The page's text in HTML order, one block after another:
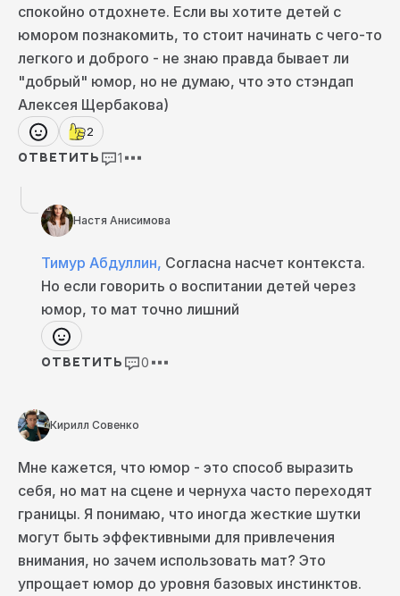
Важно
Никакой проблемы в этом нет. Наоборот
классно, когда есть разнообразие, когда
каждый может найти что-то своё. Это просто
такая обычная вкусовщина — каждому
подходит что-то своё.
«В уме нечутком не место шуткам».
Уильям Шекспир
Анна Фокина
Я не вполне согласна, что американский
юмор направлен только ниже пояса.Там
тоже есть очень разные потребители.
Американская культура — это действительно
более низкий контекст, там более
прямолинейные шутки. Но они не всегда ниже
пояса.
спокойно отдохнете. Если вы хотите детей с
юмором познакомить, то стоит начинать с чего-то
легкого и доброго - не знаю правда бывает ли
"добрый" юмор, но не думаю, что это стэндап
Алексея Щербакова)
2
ОТВЕТИТЬ 1
Настя Анисимова
Тимур Абдуллин, Согласна насчет контекста.
Но если говорить о воспитании детей через
юмор, то мат точно лишний
ОТВЕТИТЬ 0
Кирилл Совенко
Мне кажется, что юмор - это способ выразить
себя, но мат на сцене и чернуха часто переходят
границы. Я понимаю, что иногда жесткие шутки
могут быть эффективными для привлечения
внимания, но зачем использовать мат? Это
упрощает юмор до уровня базовых инстинктов.